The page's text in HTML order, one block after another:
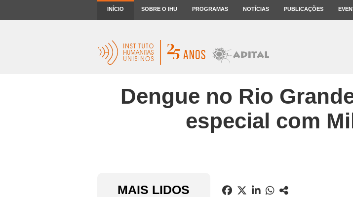
INÍCIO SOBRE O IHU PROGRAMAS NOTÍCIAS PUBLICAÇÕES
Dengue no Rio
especial com
MAIS LIDOS